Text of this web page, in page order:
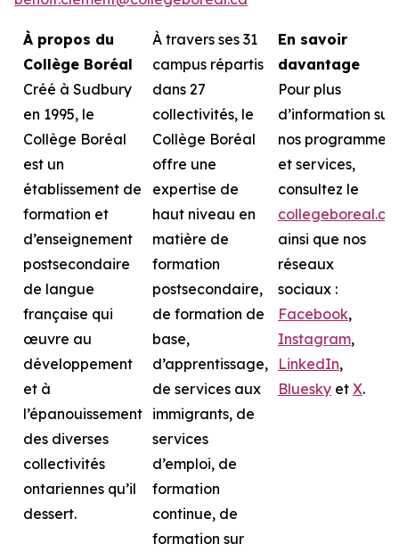
À propos du
Collège Boréal
Créé à Sudbury
en 1995, le
Collège Boréal
est un
établissement de
formation et
d’enseignement
postsecondaire
de langue
française qui
œuvre au
développement
et à
l’épanouissement
des diverses
collectivités
ontariennes qu’il
dessert.
À travers ses 31
campus répartis
dans 27
collectivités, le
Collège Boréal
offre une
expertise de
haut niveau en
matière de
formation
postsecondaire,
de formation de
base,
d’apprentissage,
de services aux
immigrants, de
services
d’emploi, de
formation
continue, de
formation sur
En savoir
davantage
Pour plus
d’information sur
nos programmes
et services,
consultez le
collegeboreal.ca
ainsi que nos
réseaux
sociaux :
Facebook,
Instagram,
LinkedIn,
Bluesky et X.